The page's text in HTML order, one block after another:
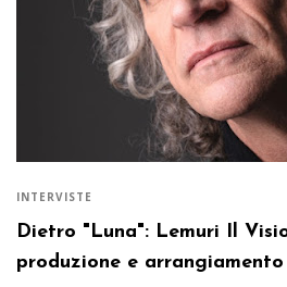
INTERVISTE
Dietro "Luna": Lemuri Il
produzione e